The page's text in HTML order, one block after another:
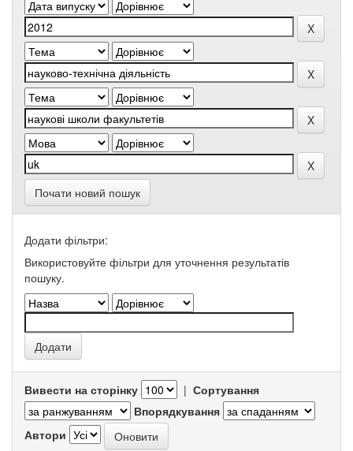
Почати новий пошук
Додати фільтри:
Використовуйте фільтри для уточнення результатів
пошуку.
Вивести на сторінку | Сортування
Впорядкування
Автори